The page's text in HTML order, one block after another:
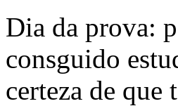
Dia da prova:
consguido
certeza de que